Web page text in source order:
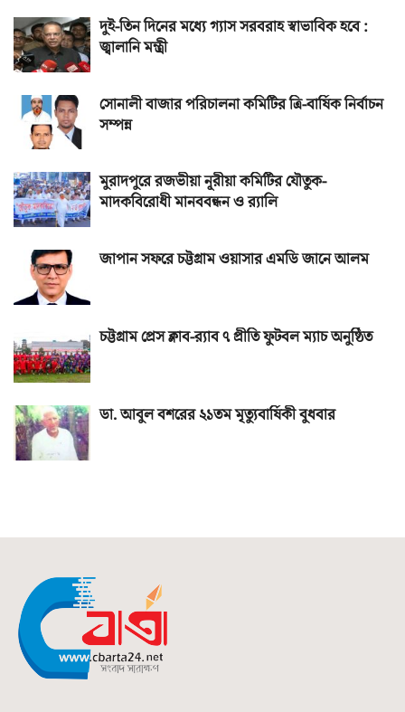
দুই-তিন দিনের মধ্যে গ্যাস সরবরাহ স্বাভাবিক হবে :
জ্বালানি মন্ত্রী
সোনালী বাজার পরিচালনা কমিটির ত্রি-বার্ষিক নির্বাচন
সম্পন্ন
মুরাদপুরে রজভীয়া নূরীয়া কমিটির যৌতুক-
মাদকবিরোধী মানববন্ধন ও র‌্যালি
জাপান সফরে চট্টগ্রাম ওয়াসার এমডি জানে আলম
চট্টগ্রাম প্রেস ক্লাব-র‌্যাব ৭ প্রীতি ফুটবল ম্যাচ অনুষ্ঠিত
ডা. আবুল বশরের ২১তম মৃত্যুবার্ষিকী বুধবার